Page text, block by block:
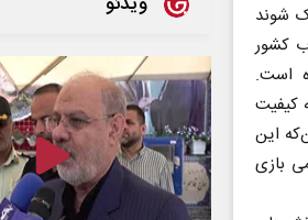
شوند
کشور
است.
کیفیت
این
بازی